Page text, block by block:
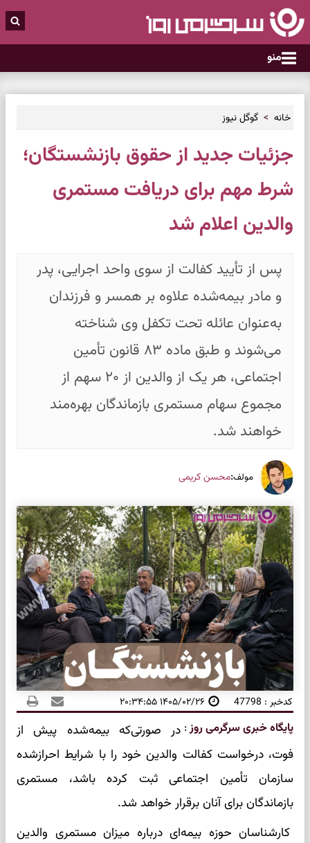
منو
خانه گوگل نیوز
جزئیات جدید از حقوق بازنشستگان؛
شرط مهم برای دریافت مستمری
والدین اعلام شد
پس از تأیید کفالت از سوی واحد اجرایی، پدر
و مادر بیمه‌شده علاوه بر همسر و فرزندان
به‌عنوان عائله تحت تکفل وی شناخته
می‌شوند و طبق ماده ۸۳ قانون تأمین
اجتماعی، هر یک از والدین از ۲۰ سهم از
مجموع سهام مستمری بازماندگان بهره‌مند
خواهند شد.
مولف:محسن کریمی
کدخبر : 47798 ۱۴۰۵/۰۲/۲۶ ۲۰:۳۴:۵۵
پایگاه خبری سرگرمی روز: در صورتی‌که بیمه‌شده پیش از
فوت، درخواست کفالت والدین خود را با شرایط احرازشده
سازمان تأمین اجتماعی ثبت کرده باشد، مستمری
بازماندگان برای آنان برقرار خواهد شد.
کارشناسان حوزه بیمه‌ای درباره میزان مستمری والدین